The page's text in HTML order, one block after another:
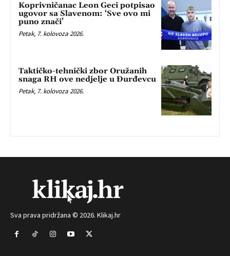
Koprivničanac Leon Geci potpisao
ugovor sa Slavenom: ‘Sve ovo mi
puno znači’
Petak, 7. kolovoza 2026.
Taktičko-tehnički zbor Oružanih
snaga RH ove nedjelje u Đurđevcu
Petak, 7. kolovoza 2026.
Sva prava pridržana © 2026. Klikaj.hr